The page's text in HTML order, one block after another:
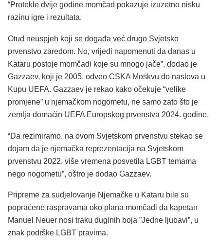
“Protekle dvije godine momčad pokazuje izuzetno nisku
razinu igre i rezultata.
Otud neuspjeh koji se događa već drugo Svjetsko
prvenstvo zaredom. No, vrijedi napomenuti da danas u
Kataru postoje momčadi koje su mnogo jače”, dodao je
Gazzaev, koji je 2005. odveo CSKA Moskvu do naslova u
Kupu UEFA. Gazzaev je rekao kako očekuje “velike
promjene” u njemačkom nogometu, ne samo zato što je
zemlja domaćin UEFA Europskog prvenstva 2024. godine.
“Da rezimiramo, na ovom Svjetskom prvenstvu stekao se
dojam da je njemačka reprezentacija na Svjetskom
prvenstvu 2022. više vremena posvetila LGBT temama
nego nogometu”, oštro je dodao Gazzaev.
Pripreme za sudjelovanje Njemačke u Kataru bile su
popraćene raspravama oko plana momčadi da kapetan
Manuel Neuer nosi traku duginih boja ”Jedne ljubavi”, u
znak podrške LGBT pravima.